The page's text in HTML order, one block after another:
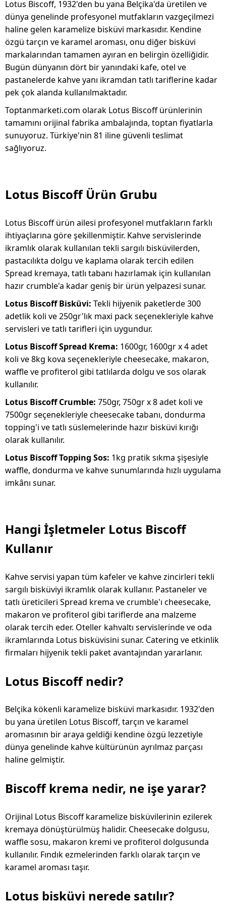
Lotus Biscoff, 1932'den bu yana Belçika'da üretilen ve
dünya genelinde profesyonel mutfakların vazgeçilmezi
haline gelen karamelize bisküvi markasıdır. Kendine
özgü tarçın ve karamel aroması, onu diğer bisküvi
markalarından tamamen ayıran en belirgin özelliğidir.
Bugün dünyanın dört bir yanındaki kafe, otel ve
pastanelerde kahve yanı ikramdan tatlı tariflerine kadar
pek çok alanda kullanılmaktadır.
Toptanmarketi.com olarak Lotus Biscoff ürünlerinin
tamamını orijinal fabrika ambalajında, toptan fiyatlarla
sunuyoruz. Türkiye'nin 81 iline güvenli teslimat
sağlıyoruz.
Lotus Biscoff Ürün Grubu
Lotus Biscoff ürün ailesi profesyonel mutfakların farklı
ihtiyaçlarına göre şekillenmiştir. Kahve servislerinde
ikramlık olarak kullanılan tekli sargılı bisküvilerden,
pastacılıkta dolgu ve kaplama olarak tercih edilen
Spread kremaya, tatlı tabanı hazırlamak için kullanılan
hazır crumble'a kadar geniş bir ürün yelpazesi sunar.
Lotus Biscoff Bisküvi: Tekli hijyenik paketlerde 300
adetlik koli ve 250gr'lık maxi pack seçenekleriyle kahve
servisleri ve tatlı tarifleri için uygundur.
Lotus Biscoff Spread Krema: 1600gr, 1600gr x 4 adet
koli ve 8kg kova seçenekleriyle cheesecake, makaron,
waffle ve profiterol gibi tatlılarda dolgu ve sos olarak
kullanılır.
Lotus Biscoff Crumble: 750gr, 750gr x 8 adet koli ve
7500gr seçenekleriyle cheesecake tabanı, dondurma
topping'i ve tatlı süslemelerinde hazır bisküvi kırığı
olarak kullanılır.
Lotus Biscoff Topping Sos: 1kg pratik sıkma şişesiyle
waffle, dondurma ve kahve sunumlarında hızlı uygulama
imkânı sunar.
Hangi İşletmeler Lotus Biscoff
Kullanır
Kahve servisi yapan tüm kafeler ve kahve zincirleri tekli
sargılı bisküviyi ikramlık olarak kullanır. Pastaneler ve
tatlı üreticileri Spread krema ve crumble'ı cheesecake,
makaron ve profiterol gibi tariflerde ana malzeme
olarak tercih eder. Oteller kahvaltı servislerinde ve oda
ikramlarında Lotus bisküvisini sunar. Catering ve etkinlik
firmaları hijyenik tekli paket avantajından yararlanır.
Lotus Biscoff nedir?
Belçika kökenli karamelize bisküvi markasıdır. 1932'den
bu yana üretilen Lotus Biscoff, tarçın ve karamel
aromasının bir araya geldiği kendine özgü lezzetiyle
dünya genelinde kahve kültürünün ayrılmaz parçası
haline gelmiştir.
Biscoff krema nedir, ne işe yarar?
Orijinal Lotus Biscoff karamelize bisküvilerinin ezilerek
kremaya dönüştürülmüş halidir. Cheesecake dolgusu,
waffle sosu, makaron kremi ve profiterol dolgusunda
kullanılır. Fındık ezmelerinden farklı olarak tarçın ve
karamel aroması taşır.
Lotus bisküvi nerede satılır?